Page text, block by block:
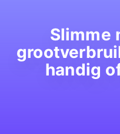
Slimme
handig